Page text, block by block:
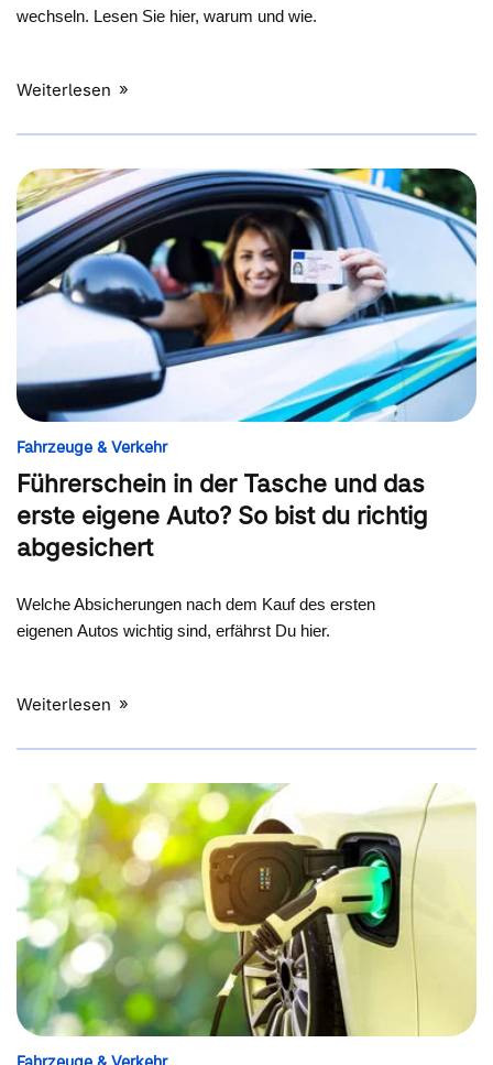
wechseln. Lesen Sie hier, warum und wie.
Weiterlesen
Fahrzeuge & Verkehr
Führerschein in der Tasche und das
erste eigene Auto? So bist du richtig
abgesichert
Welche Absicherungen nach dem Kauf des ersten
eigenen Autos wichtig sind, erfährst Du hier.
Weiterlesen